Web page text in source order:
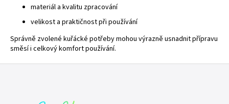
materiál a kvalitu zpracování
velikost a praktičnost při používání
Správně zvolené kuřácké potřeby mohou výrazně usnadnit přípravu
směsí i celkový komfort používání.